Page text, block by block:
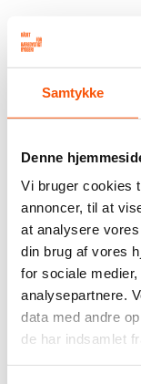
Samtykke
Denne
Vi bruger cookies
annoncer, til at
at analysere
din brug af vores
for sociale
analysepartnere.
data med andre
de har indsamlet